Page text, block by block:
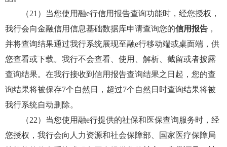
（21）当您使用融e行信用报告查询功能时，经您授权，
我行会向金融信用信息基础数据库申请查询您的信用报告 ，
并将查询结果通过我行系统展现至融e行移动端或桌面端，供
您查看或下载。我行不会查看、使用、解析、截留或者披露
查询结果。在我行接收到信用报告查询结果之日起，您的查
询结果将被保存7个自然日，超过7个自然日时查询结果将被
我行系统自动删除。
（22）当您使用融e行提供的社保和医保查询服务时，经
您授权，我行会向人力资源和社会保障部、国家医疗保障局